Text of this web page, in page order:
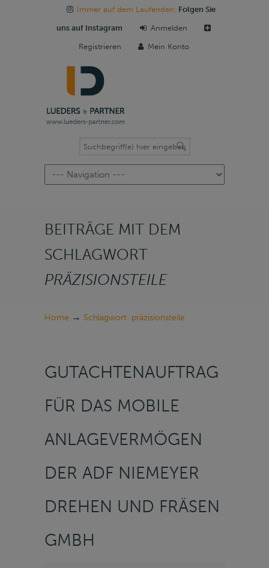
Immer auf dem Laufenden: Folgen Sie
uns auf Instagram Anmelden
Registrieren Mein Konto
Navigation
BEITRÄGE MIT DEM
SCHLAGWORT
PRÄZISIONSTEILE
Home → Schlagwort: präzisionsteile
GUTACHTENAUFTRAG
FÜR DAS MOBILE
ANLAGEVERMÖGEN
DER ADF NIEMEYER
DREHEN UND FRÄSEN
GMBH